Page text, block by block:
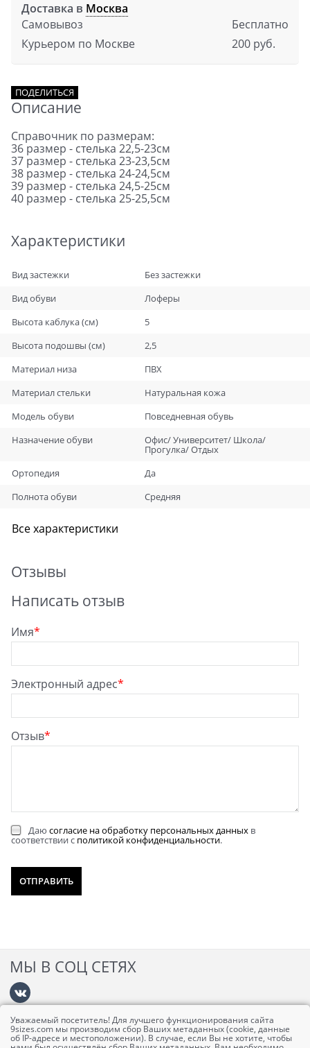
Доставка в Москва
Самовывоз
Бесплатно
Курьером по Москве
200 руб.
ПОДЕЛИТЬСЯ
Описание
Справочник по размерам:
36 размер - стелька 22,5-23см
37 размер - стелька 23-23,5см
38 размер - стелька 24-24,5см
39 размер - стелька 24,5-25см
40 размер - стелька 25-25,5см
Характеристики
Вид застежки
Без застежки
Вид обуви
Лоферы
Высота каблука (см)
5
Высота подошвы (см)
2,5
Материал низа
ПВХ
Материал стельки
Натуральная кожа
Модель обуви
Повседневная обувь
Назначение обуви
Офис/ Университет/ Школа/
Прогулка/ Отдых
Ортопедия
Да
Полнота обуви
Средняя
Все характеристики
Отзывы
Написать отзыв
Имя
Электронный адрес
Отзыв
Даю согласие на обработку персональных данных в
соответствии с политикой конфиденциальности.
МЫ В СОЦ СЕТЯХ
Информация
Уважаемый посетитель! Для лучшего функционирования сайта
9sizes.com мы производим сбор Ваших метаданных (cookie, данные
об IP-адресе и местоположении). В случае, если Вы не хотите, чтобы